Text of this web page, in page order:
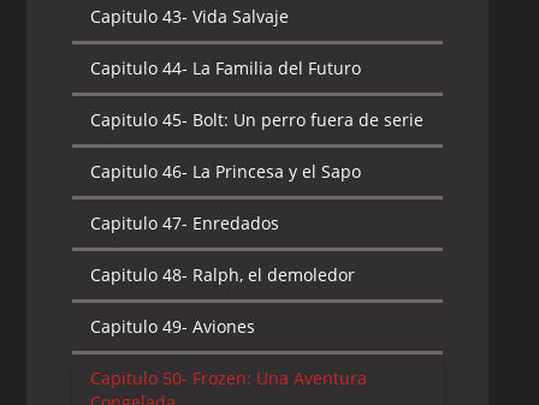
Capitulo 43- Vida Salvaje
Capitulo 44- La Familia del Futuro
Capitulo 45- Bolt: Un perro fuera de serie
Capitulo 46- La Princesa y el Sapo
Capitulo 47- Enredados
Capitulo 48- Ralph, el demoledor
Capitulo 49- Aviones
Capitulo 50- Frozen: Una Aventura